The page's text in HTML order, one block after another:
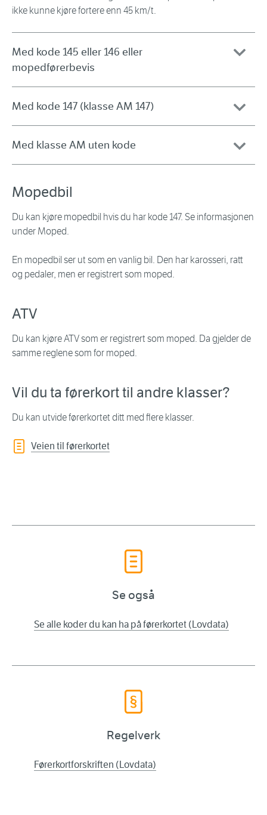
ikke kunne kjøre fortere enn 45 km/t.
Med kode 145 eller 146 eller
mopedførerbevis
Med kode 147 (klasse AM 147)
Med klasse AM uten kode
Mopedbil
Du kan kjøre mopedbil hvis du har kode 147. Se informasjonen
under Moped.
En mopedbil ser ut som en vanlig bil. Den har karosseri, ratt
og pedaler, men er registrert som moped.
ATV
Du kan kjøre ATV som er registrert som moped. Da gjelder de
samme reglene som for moped.
Vil du ta førerkort til andre klasser?
Du kan utvide førerkortet ditt med flere klasser.
Veien til førerkortet
Se også
Se alle koder du kan ha på førerkortet (Lovdata)
Regelverk
Førerkortforskriften (Lovdata)